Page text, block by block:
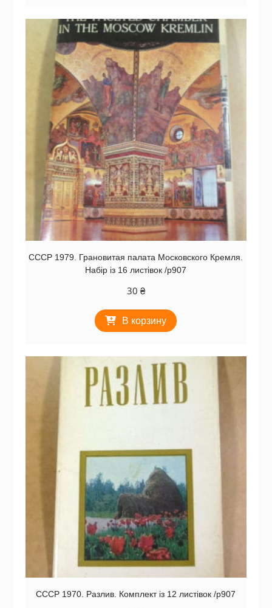
СССР 1979. Грановитая палата Московского Кремля.
Набір із 16 листівок /р907
30 ₴
В корзину
СССР 1970. Разлив. Комплект із 12 листівок /р907